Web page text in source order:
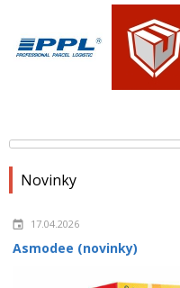
Novinky
17.04.2026
Asmodee (novinky)